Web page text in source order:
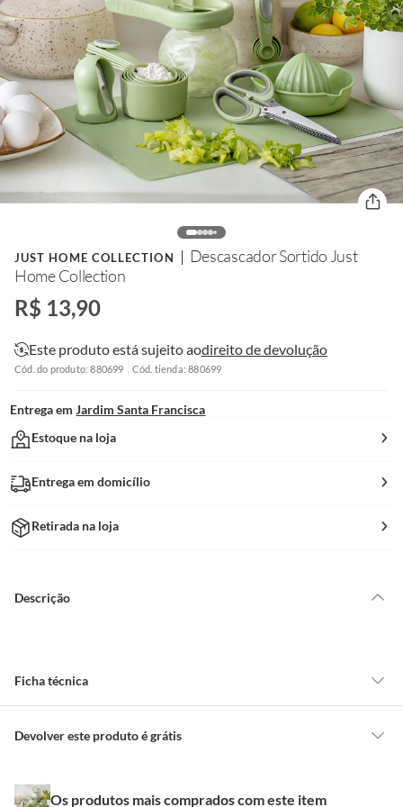
JUST HOME COLLECTION
Descascador Sortido Just
Home Collection
R$ 13,90
Este produto está sujeito aodireito de devolução
Cód. do produto: 880699 Cód. tienda: 880699
Entrega em Jardim Santa Francisca
Estoque na loja
Entrega em domicílio
Retirada na loja
Descrição
Ficha técnica
Marca
Cor
Devolver este produto é grátis
Os produtos mais comprados com este item